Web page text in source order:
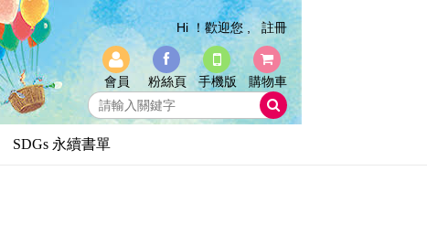
Hi ！歡迎您 , 註冊
會員 粉絲頁 手機版 購物車
SDGs 永續書單